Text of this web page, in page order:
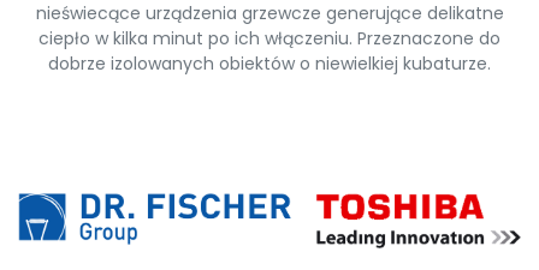
nieświecące urządzenia grzewcze generujące delikatne
ciepło w kilka minut po ich włączeniu. Przeznaczone do
dobrze izolowanych obiektów o niewielkiej kubaturze.